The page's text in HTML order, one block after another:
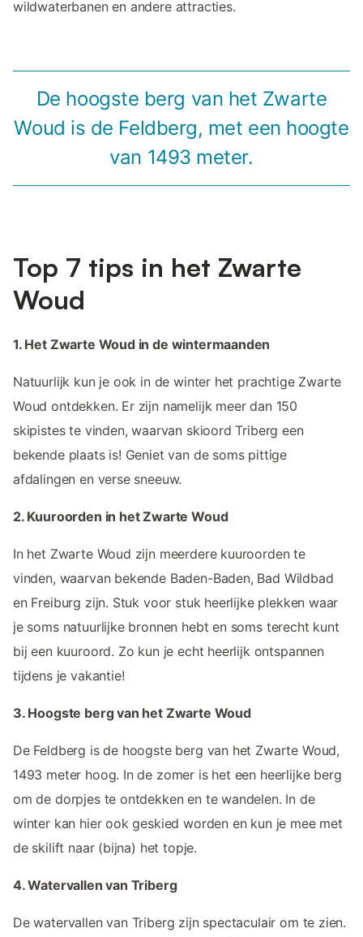
wildwaterbanen en andere attracties.
De hoogste berg van het Zwarte
Woud is de Feldberg, met een hoogte
van 1493 meter.
Top 7 tips in het Zwarte
Woud
1. Het Zwarte Woud in de wintermaanden
Natuurlijk kun je ook in de winter het prachtige Zwarte
Woud ontdekken. Er zijn namelijk meer dan 150
skipistes te vinden, waarvan skioord Triberg een
bekende plaats is! Geniet van de soms pittige
afdalingen en verse sneeuw.
2. Kuuroorden in het Zwarte Woud
In het Zwarte Woud zijn meerdere kuuroorden te
vinden, waarvan bekende Baden-Baden, Bad Wildbad
en Freiburg zijn. Stuk voor stuk heerlijke plekken waar
je soms natuurlijke bronnen hebt en soms terecht kunt
bij een kuuroord. Zo kun je echt heerlijk ontspannen
tijdens je vakantie!
3. Hoogste berg van het Zwarte Woud
De Feldberg is de hoogste berg van het Zwarte Woud,
1493 meter hoog. In de zomer is het een heerlijke berg
om de dorpjes te ontdekken en te wandelen. In de
winter kan hier ook geskied worden en kun je mee met
de skilift naar (bijna) het topje.
4. Watervallen van Triberg
De watervallen van Triberg zijn spectaculair om te zien.